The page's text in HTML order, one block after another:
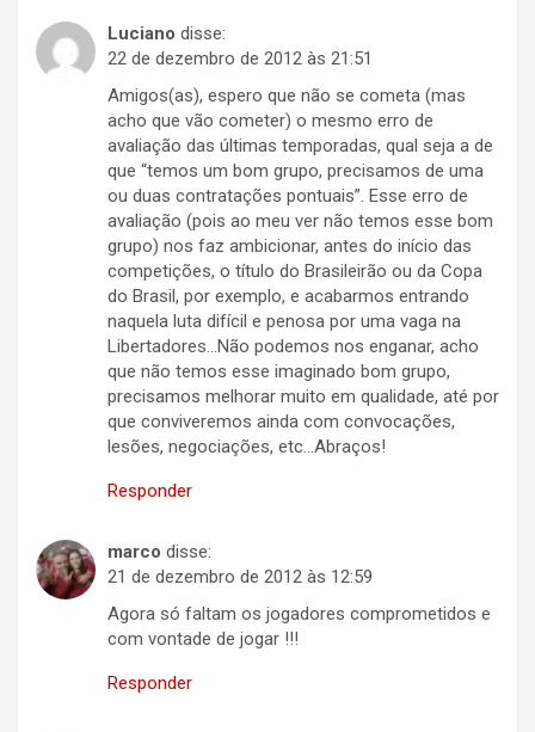
Luciano disse:
22 de dezembro de 2012 às 21:51
Amigos(as), espero que não se cometa (mas
acho que vão cometer) o mesmo erro de
avaliação das últimas temporadas, qual seja a de
que “temos um bom grupo, precisamos de uma
ou duas contratações pontuais”. Esse erro de
avaliação (pois ao meu ver não temos esse bom
grupo) nos faz ambicionar, antes do início das
competições, o título do Brasileirão ou da Copa
do Brasil, por exemplo, e acabarmos entrando
naquela luta difícil e penosa por uma vaga na
Libertadores…Não podemos nos enganar, acho
que não temos esse imaginado bom grupo,
precisamos melhorar muito em qualidade, até por
que conviveremos ainda com convocações,
lesões, negociações, etc…Abraços!
Responder
marco disse:
21 de dezembro de 2012 às 12:59
Agora só faltam os jogadores comprometidos e
com vontade de jogar !!!
Responder